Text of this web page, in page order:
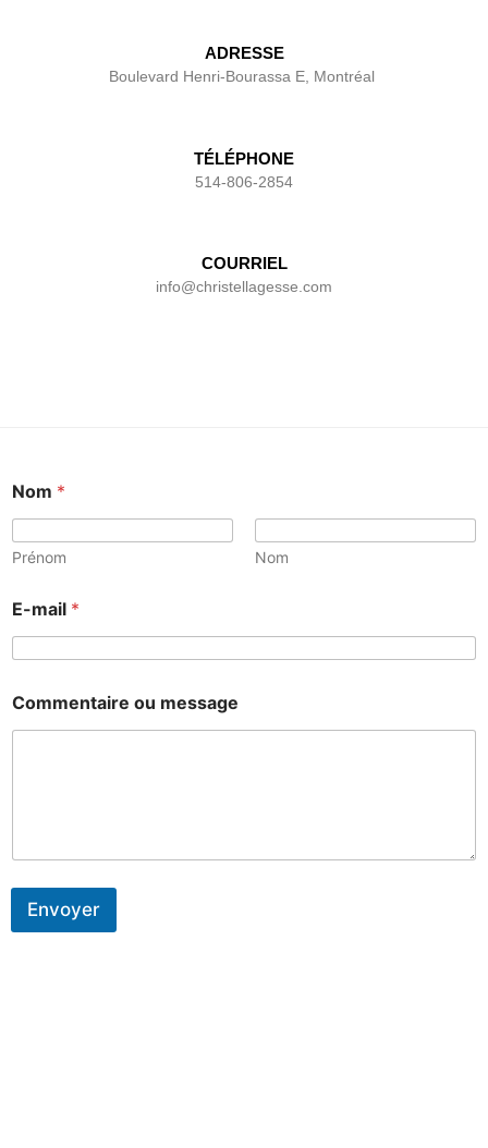
ADRESSE
Boulevard Henri-Bourassa E, Montréal
TÉLÉPHONE
514-806-2854
COURRIEL
info@christellagesse.com
Nom *
Prénom Nom
E-mail *
Commentaire ou message
Envoyer